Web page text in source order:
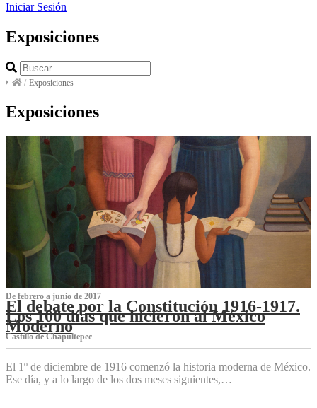
Iniciar Sesión
Exposiciones
/ Exposiciones
Exposiciones
De febrero a junio de 2017
El debate por la Constitución 1916-1917.
Los 100 días que hicieron al México
Moderno
Castillo de Chapultepec
El 1º de diciembre de 1916 comenzó la historia moderna de México.
Ese día, y a lo largo de los dos meses siguientes,…